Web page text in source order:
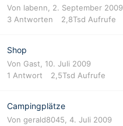
Von labenn, 2. September 2009
3 Antworten 2,8Tsd Aufrufe
Shop
Von Gast, 10. Juli 2009
1 Antwort 2,5Tsd Aufrufe
Campingplätze
Von gerald8045, 4. Juli 2009